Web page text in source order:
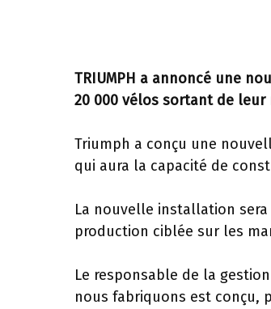
TRIUMPH a annoncé une
20 000 vélos sortant de
Triumph a conçu une
qui aura la capacité de
La nouvelle installation
production ciblée sur les
Le responsable de la
nous fabriquons est conçu,